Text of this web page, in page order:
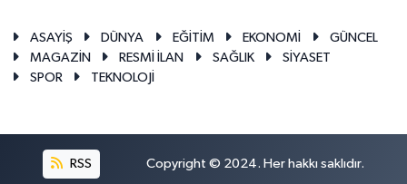
ASAYİŞ DÜNYA EĞİTİM EKONOMİ
GÜNCEL
MAGAZİN
RESMİ İLAN SAĞLIK
SİYASET
SPOR
TEKNOLOJİ
RSS Copyright © 2024. Her hakkı saklıdır.